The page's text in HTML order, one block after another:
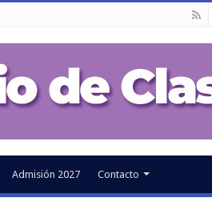
Admisión 2027 Contacto